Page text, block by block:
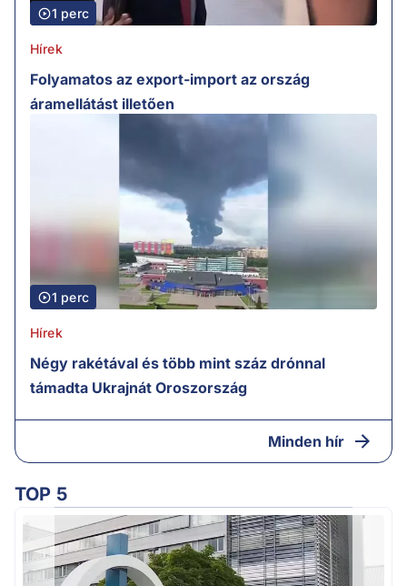
1 perc
Hírek
Folyamatos az export-import az ország
áramellátást illetően
1 perc
Hírek
Négy rakétával és több mint száz drónnal
támadta Ukrajnát Oroszország
Minden hír
TOP 5